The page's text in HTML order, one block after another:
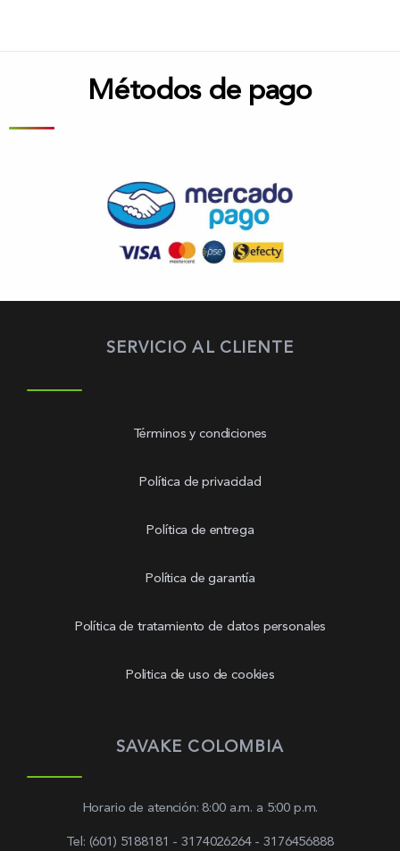
Métodos de pago
SERVICIO AL CLIENTE
Términos y condiciones
Política de privacidad
Política de entrega
Política de garantía
Política de tratamiento de datos personales
Politica de uso de cookies
SAVAKE COLOMBIA
Horario de atención: 8:00 a.m. a 5:00 p.m.
Tel: (601) 5188181 - 3174026264 - 3176456888